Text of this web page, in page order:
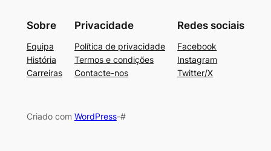
Sobre
Equipa
História
Carreiras
Privacidade
Política de privacidade
Termos e condições
Contacte-nos
Redes sociais
Facebook
Instagram
Twitter/X
Criado com WordPress-#